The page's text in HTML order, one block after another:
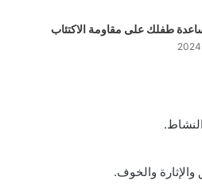
طفلك على مقاومة الاكتئاب
والإثارة والخوف.